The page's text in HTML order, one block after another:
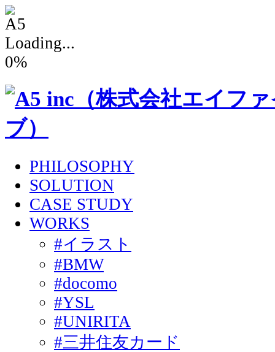
Loading...
0%
PHILOSOPHY
SOLUTION
CASE STUDY
WORKS
#イラスト
#BMW
#docomo
#YSL
#UNIRITA
#三井住友カード